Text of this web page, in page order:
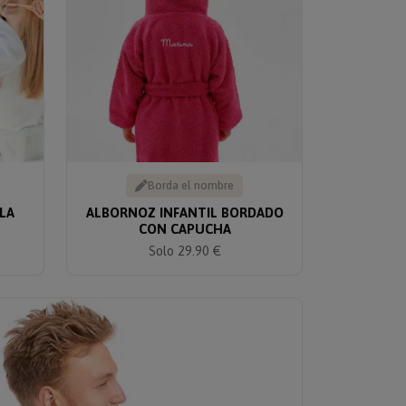
Borda el nombre
ALBORNOZ INFANTIL BORDADO
CON CAPUCHA
Solo 29.90 €